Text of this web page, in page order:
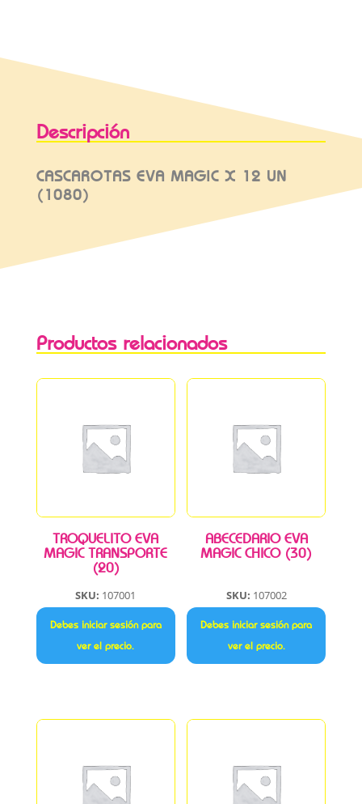
Descripción
CASCAROTAS EVA MAGIC X 12 UN
(1080)
Productos relacionados
TROQUELITO EVA
MAGIC TRANSPORTE
(20)
SKU: 107001
Debes iniciar sesión para
ver el precio.
ABECEDARIO EVA
MAGIC CHICO (30)
SKU: 107002
Debes iniciar sesión para
ver el precio.